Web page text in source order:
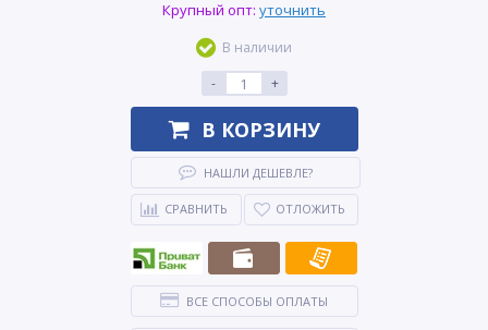
Крупный опт: уточнить
В наличии
-
+
В КОРЗИНУ
НАШЛИ ДЕШЕВЛЕ?
СРАВНИТЬ ОТЛОЖИТЬ
ВСЕ СПОСОБЫ ОПЛАТЫ